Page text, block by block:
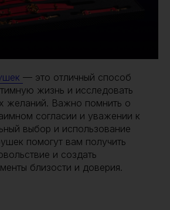
— это отличный способ
жизнь и исследовать
желаний. Важно помнить о
согласии и уважении к
выбор и использование
помогут вам получить
и создать
близости и доверия.